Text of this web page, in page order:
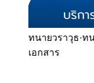
ทนายวราวุธ·ท
เอกสาร